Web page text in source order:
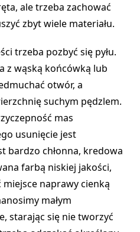
ale trzeba zachować
zbyt wiele materiału.
trzeba pozbyć się pyłu.
z wąską końcówką lub
otwór, a
suchym pędzlem.
mas
usunięcie jest
bardzo chłonna, kredowa
farbą niskiej jakości,
naprawy cienką
małym
starając się nie tworzyć